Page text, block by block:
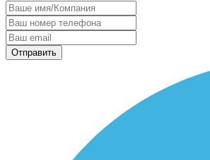
Отправить